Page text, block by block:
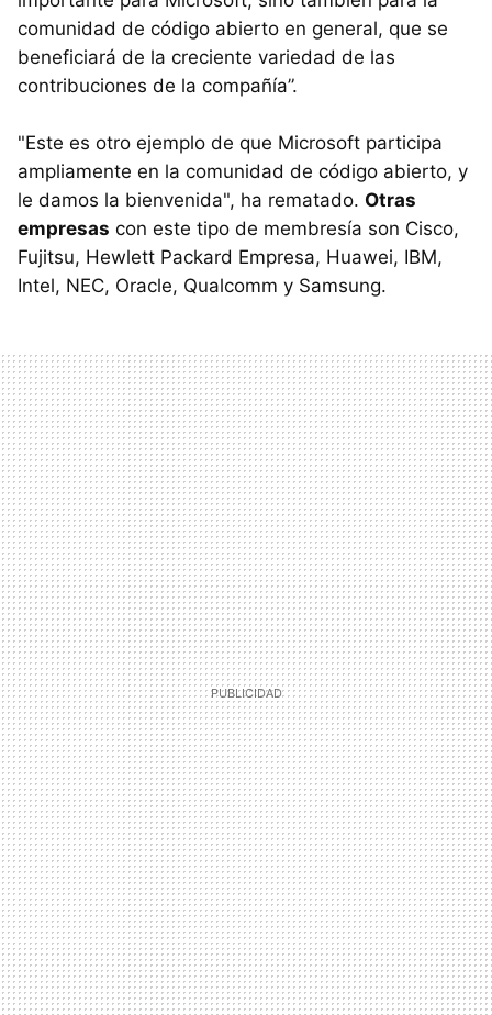
comunidad de código abierto en general, que se
beneficiará de la creciente variedad de las
contribuciones de la compañía”.
"Este es otro ejemplo de que Microsoft participa
ampliamente en la comunidad de código abierto, y
le damos la bienvenida", ha rematado. Otras
empresas con este tipo de membresía son Cisco,
Fujitsu, Hewlett Packard Empresa, Huawei, IBM,
Intel, NEC, Oracle, Qualcomm y Samsung.